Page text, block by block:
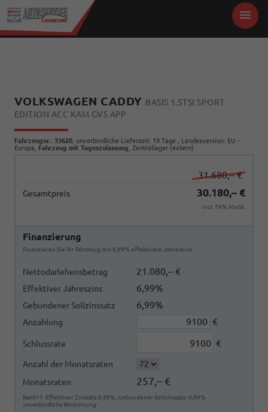
VOLKSWAGEN CADDY BASIS 1.5TSI SPORT
EDITION ACC KAM GV5 APP
Fahrzeugnr.: 33620 , unverbindliche Lieferzeit: 19 Tage , Landesversion: EU -
Europa, Fahrzeug mit Tageszulassung , Zentrallager (extern)
31.680,– €
Gesamtpreis 30.180,– €
incl. 19% MwSt.
Finanzierung
Finanzieren Sie Ihr Fahrzeug mit 6,99% effektivem Jahreszins
Nettodarlehensbetrag 21.080,– €
Effektiver Jahreszins 6,99%
Gebundener Sollzinssatz 6,99%
Anzahlung €
Schlussrate €
Anzahl der Monatsraten
Monatsraten
257,– €
Bank11. Effektiver Zinssatz:6,99%, Gebundener Sollzinssatz: 6,99%
unverbindliche Berechnung